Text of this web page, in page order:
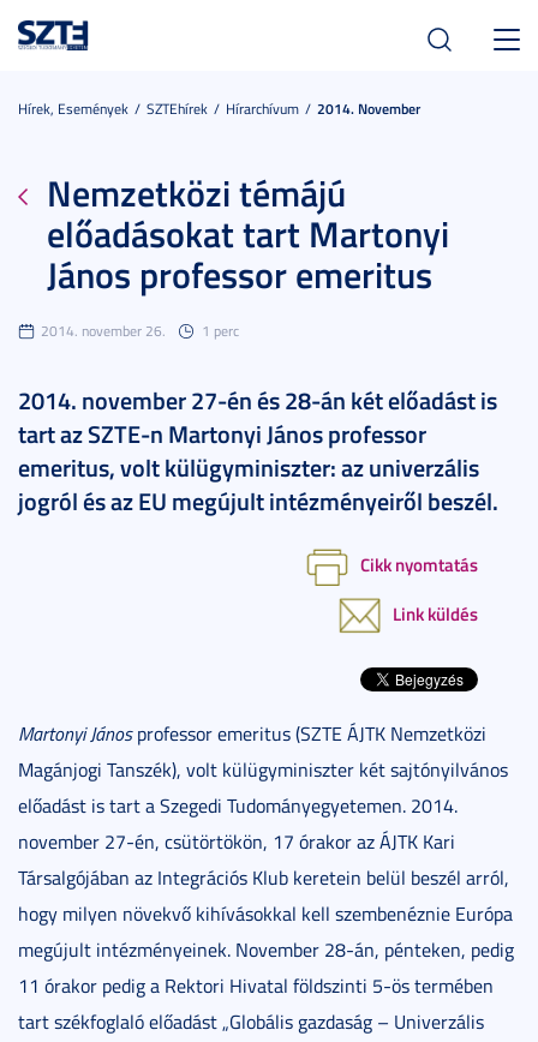
Hírek, Események SZTEhírek Hírarchívum 2014. November
Nemzetközi témájú
előadásokat tart Martonyi
János professor emeritus
2014. november 26. 1 perc
2014. november 27-én és 28-án két előadást is
tart az SZTE-n Martonyi János professor
emeritus, volt külügyminiszter: az univerzális
jogról és az EU megújult intézményeiről beszél.
Cikk nyomtatás
Link küldés
Martonyi Jánosprofessor emeritus (SZTE ÁJTK Nemzetközi
Magánjogi Tanszék), volt külügyminiszter két sajtónyilvános
előadást is tart a Szegedi Tudományegyetemen. 2014.
november 27-én, csütörtökön, 17 órakor az ÁJTK Kari
Társalgójában az Integrációs Klub keretein belül beszél arról,
hogy milyen növekvő kihívásokkal kell szembenéznie Európa
megújult intézményeinek. November 28-án, pénteken, pedig
11 órakor pedig a Rektori Hivatal földszinti 5-ös termében
tart székfoglaló előadást „Globális gazdaság – Univerzális